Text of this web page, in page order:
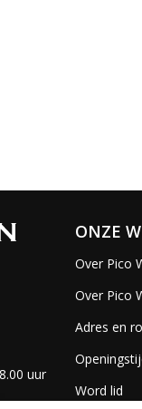
uur
ONZE
Over Pico
Over Pico
Adres en
Word lid